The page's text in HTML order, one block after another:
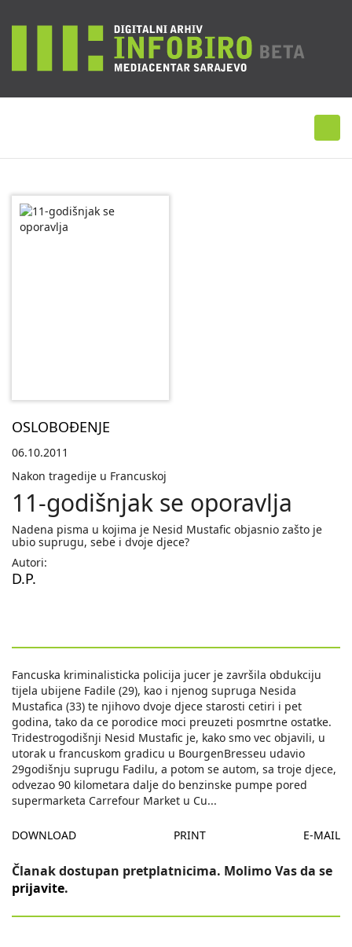
OSLOBOĐENJE
06.10.2011
Nakon tragedije u Francuskoj
11-godišnjak se oporavlja
Nadena pisma u kojima je Nesid Mustafic objasnio zašto je
ubio suprugu, sebe i dvoje djece?
Autori:
D.P.
Fancuska kriminalisticka policija jucer je završila obdukciju
tijela ubijene Fadile (29), kao i njenog supruga Nesida
Mustafica (33) te njihovo dvoje djece starosti cetiri i pet
godina, tako da ce porodice moci preuzeti posmrtne ostatke.
Tridestrogodišnji Nesid Mustafic je, kako smo vec objavili, u
utorak u francuskom gradicu u BourgenBresseu udavio
29godišnju suprugu Fadilu, a potom se autom, sa troje djece,
odvezao 90 kilometara dalje do benzinske pumpe pored
supermarketa Carrefour Market u Cu...
DOWNLOAD PRINT E-MAIL
Članak dostupan pretplatnicima. Molimo Vas da se
prijavite.